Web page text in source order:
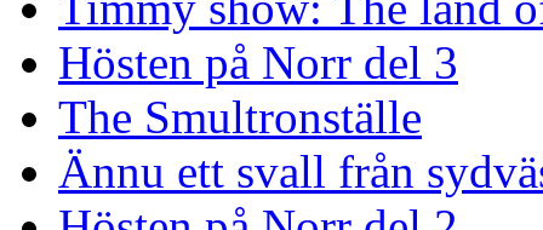
Hösten på Norr del 3
The Smultronställe
Ännu ett svall från